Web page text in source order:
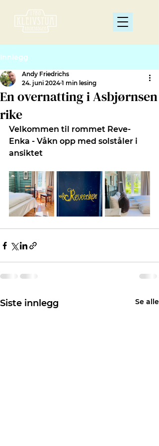
Innlegg
En overnatting i Asbjørnsen
rike
Andy Friedrichs
24. juni 2024 1 min lesing
Velkommen til rommet Reve-
Enka - Våkn opp med solståler i
ansiktet
Siste innlegg Se alle